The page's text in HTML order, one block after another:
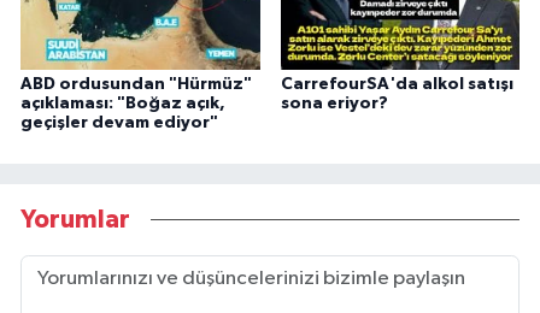
ABD ordusundan "Hürmüz"
açıklaması: "Boğaz açık,
geçişler devam ediyor"
CarrefourSA'da alkol satışı
sona eriyor?
Yorumlar